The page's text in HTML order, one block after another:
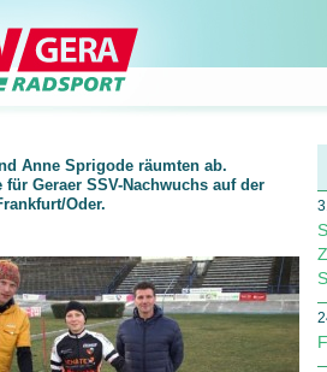
Anne Sprigode räumten ab.
für Geraer SSV-Nachwuchs auf der
Oder.